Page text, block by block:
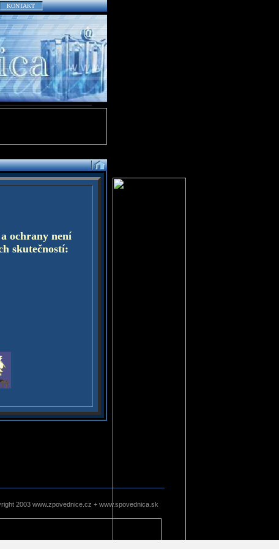
KONTAKT
ochrany není
skutečností:
2003 www.zpovednice.cz + www.spovednica.sk